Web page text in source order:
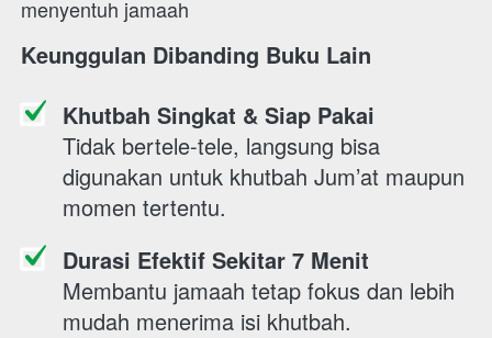
menyentuh jamaah
Keunggulan Dibanding Buku Lain
Khutbah Singkat & Siap Pakai
Tidak bertele-tele, langsung bisa
digunakan untuk khutbah Jum’at maupun
momen tertentu.
Durasi Efektif Sekitar 7 Menit
Membantu jamaah tetap fokus dan lebih
mudah menerima isi khutbah.